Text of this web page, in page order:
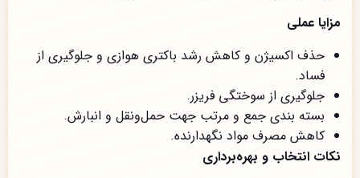
مزایا عملی
حذف اکسیژن و کاهش رشد باکتری هوازی و جلوگیری از
فساد.
جلوگیری از سوختگی فریزر.
بسته بندی جمع و مرتب جهت حمل‌ونقل و انبارش.
کاهش مصرف مواد نگهدارنده.
نکات انتخاب و بهره‌برداری